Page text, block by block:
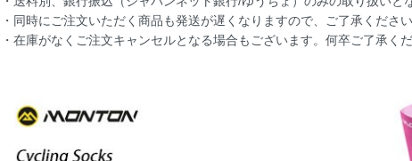
・同時にご注文いただく商品も発送が遅くなりますので、ご了承ください
・在庫がなくご注文キャンセルとなる場合もございます。何卒ご了承くだ